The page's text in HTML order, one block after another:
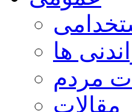
ها
مردم
مقالات